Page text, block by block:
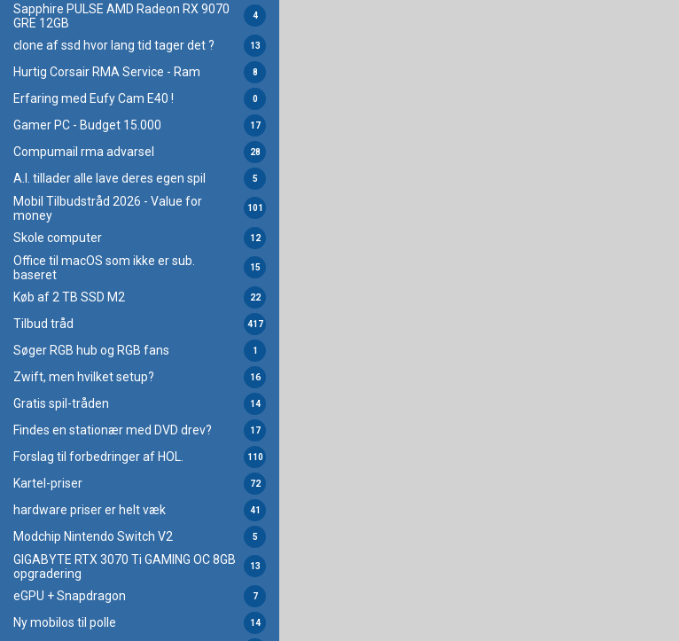
Sapphire PULSE AMD Radeon RX 9070
GRE 12GB
4
clone af ssd hvor lang tid tager det ? 13
Hurtig Corsair RMA Service - Ram 8
Erfaring med Eufy Cam E40 ! 0
Gamer PC - Budget 15.000 17
Compumail rma advarsel 28
A.I. tillader alle lave deres egen spil 5
Mobil Tilbudstråd 2026 - Value for
money
101
Skole computer 12
Office til macOS som ikke er sub.
baseret
15
Køb af 2 TB SSD M2 22
Tilbud tråd 417
Søger RGB hub og RGB fans 1
Zwift, men hvilket setup? 16
Gratis spil-tråden 14
Findes en stationær med DVD drev? 17
Forslag til forbedringer af HOL. 110
Kartel-priser 72
hardware priser er helt væk 41
Modchip Nintendo Switch V2 5
GIGABYTE RTX 3070 Ti GAMING OC 8GB
opgradering
13
eGPU + Snapdragon 7
Ny mobilos til polle 14